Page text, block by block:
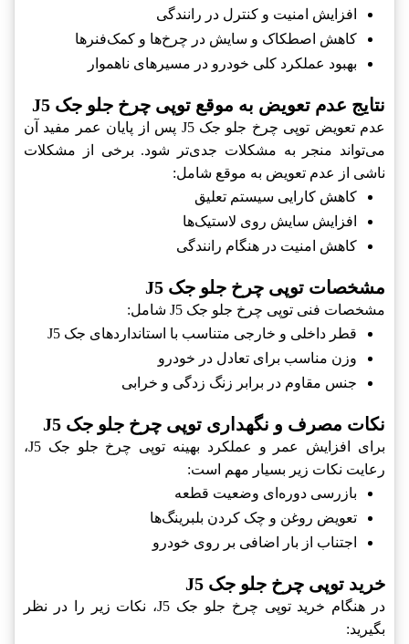
افزایش امنیت و کنترل در رانندگی
کاهش اصطکاک و سایش در چرخ‌ها و کمک‌فنرها
بهبود عملکرد کلی خودرو در مسیرهای ناهموار
نتایج عدم تعویض به موقع توپی چرخ جلو جک J5
عدم تعویض توپی چرخ جلو جک J5 پس از پایان عمر مفید آن
می‌تواند منجر به مشکلات جدی‌تر شود. برخی از مشکلات
ناشی از عدم تعویض به موقع شامل:
کاهش کارایی سیستم تعلیق
افزایش سایش روی لاستیک‌ها
کاهش امنیت در هنگام رانندگی
مشخصات توپی چرخ جلو جک J5
مشخصات فنی توپی چرخ جلو جک J5 شامل:
قطر داخلی و خارجی متناسب با استانداردهای جک J5
وزن مناسب برای تعادل در خودرو
جنس مقاوم در برابر زنگ زدگی و خرابی
نکات مصرف و نگهداری توپی چرخ جلو جک J5
برای افزایش عمر و عملکرد بهینه توپی چرخ جلو جک J5،
رعایت نکات زیر بسیار مهم است:
بازرسی دوره‌ای وضعیت قطعه
تعویض روغن و چک کردن بلبرینگ‌ها
اجتناب از بار اضافی بر روی خودرو
خرید توپی چرخ جلو جک J5
در هنگام خرید توپی چرخ جلو جک J5، نکات زیر را در نظر
بگیرید: